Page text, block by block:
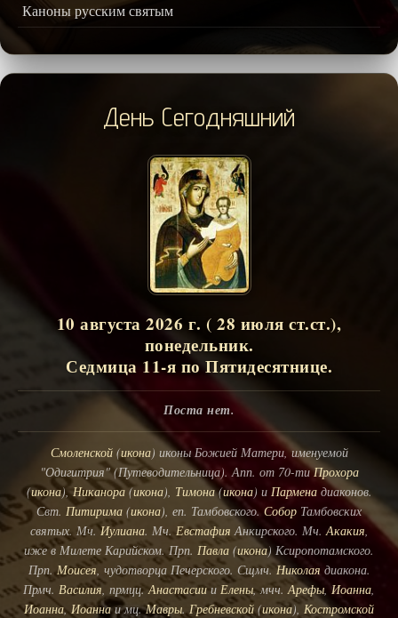
Каноны русским святым
День Сегодняшний
10 августа 2026 г. ( 28 июля ст.ст.),
понедельник.
Седмица 11-я по Пятидесятнице.
Поста нет.
Смоленской(икона) иконы Божией Матери, именуемой
"Одигитрия" (Путеводительница). Апп. от 70-тиПрохора
(икона),Никанора(икона), Тимона(икона) и Парменадиаконов.
Свт. Питирима (икона), еп. Тамбовского. Собор Тамбовских
святых. Мч.Иулиана. Мч. Евстафия Анкирского. Мч. Акакия
иже в Милете Карийском. Прп. Павла (икона) Ксиропотамского.
Прп.Моисея , чудотворца Печерского. Сщмч. Николая диакона.
Прмч. Василия, прмцц.Анастасиии Елены, мчч. Арефы Иоанна
Иоанна,Иоаннаи мц.Мавры. Гребневской (икона), Костромской